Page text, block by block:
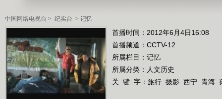
中国网络电视台 > 纪实台 > 记忆
首播时间：2012年6月4日16:08
首播频道： CCTV-12
所属栏目： 记忆
所属分类：人文历史
关 键 字： 旅行 摄影 西宁 青海